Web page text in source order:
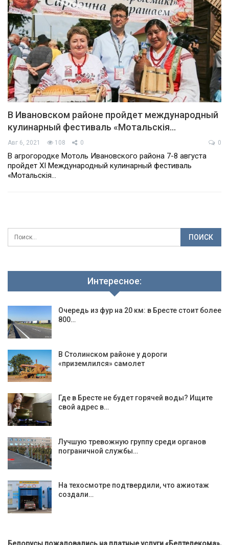
В Ивановском районе пройдет международный
кулинарный фестиваль «Мотальскія…
Авг 6, 2021 108 0 0
В агрогородке Мотоль Ивановского района 7-8 августа
пройдет ХI Международный кулинарный фестиваль
«Мотальскія…
Интересное:
Очередь из фур на 20 км: в Бресте стоит более
800…
В Столинском районе у дороги
«приземлился» самолет
Где в Бресте не будет горячей воды? Ищите
свой адрес в…
Лучшую тревожную группу среди органов
пограничной службы…
На техосмотре подтвердили, что ажиотаж
создали…